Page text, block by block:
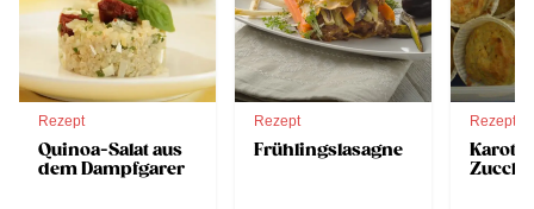
Rezept
Quinoa-Salat aus
dem Dampfgarer
Rezept
Frühlingslasagne
Rezept